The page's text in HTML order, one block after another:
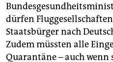
dürfen
Staatsbürger nach
Zudem müssten alle
Quarantäne – auch